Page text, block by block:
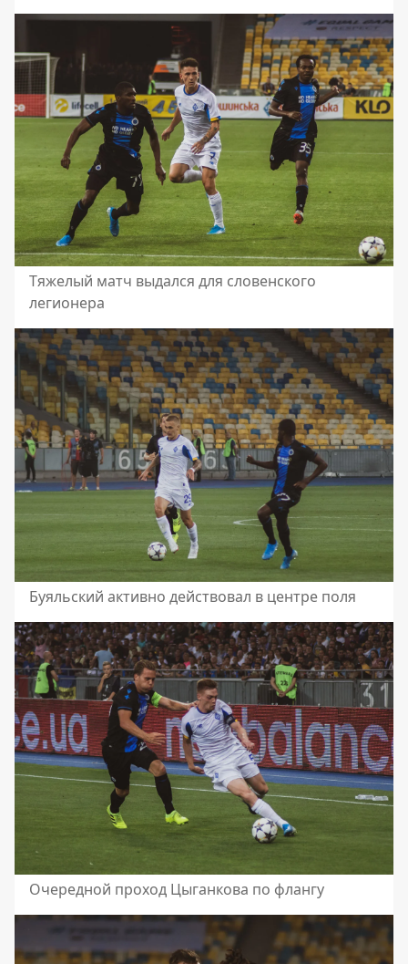
Тяжелый матч выдался для словенского
легионера
Буяльский активно действовал в центре поля
Очередной проход Цыганкова по флангу